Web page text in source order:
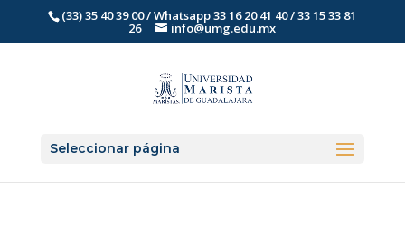
(33) 35 40 39 00 / Whatsapp 33 16 20 41 40 / 33 15 33 81
26 info@umg.edu.mx
Seleccionar página